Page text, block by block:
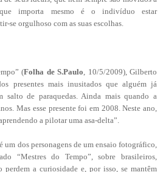
que importa mesmo é o indivíduo estar
se orgulhoso com as suas escolhas.
(Folha de S.Paulo , 10/5/2009), Gilberto
presentes mais inusitados que alguém já
salto de paraquedas. Ainda mais quando a
Mas esse presente foi em 2008. Neste ano,
a pilotar uma asa-delta”.
dos personagens de um ensaio fotográfico,
“Mestres do Tempo”, sobre brasileiros,
perdem a curiosidade e, por isso, se mantêm